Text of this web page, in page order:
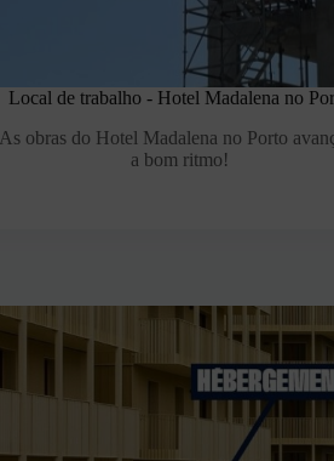
Local de trabalho - Hotel Madalena no
As obras do Hotel Madalena no Porto
a bom ritmo!